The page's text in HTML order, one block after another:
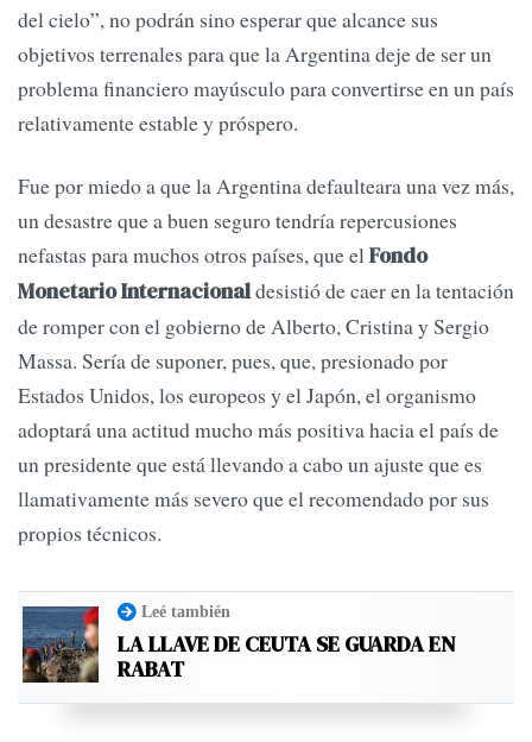
del cielo”, no podrán sino esperar que alcance sus
objetivos terrenales para que la Argentina deje de ser un
problema financiero mayúsculo para convertirse en un país
relativamente estable y próspero.
Fue por miedo a que la Argentina defaulteara una vez más,
un desastre que a buen seguro tendría repercusiones
nefastas para muchos otros países, que elFondo
Monetario Internacionaldesistió de caer en la tentación
de romper con el gobierno de Alberto, Cristina y Sergio
Massa. Sería de suponer, pues, que, presionado por
Estados Unidos, los europeos y el Japón, el organismo
adoptará una actitud mucho más positiva hacia el país de
un presidente que está llevando a cabo un ajuste que es
llamativamente más severo que el recomendado por sus
propios técnicos.
Leé también
LA LLAVE DE CEUTA SE GUARDA EN
RABAT